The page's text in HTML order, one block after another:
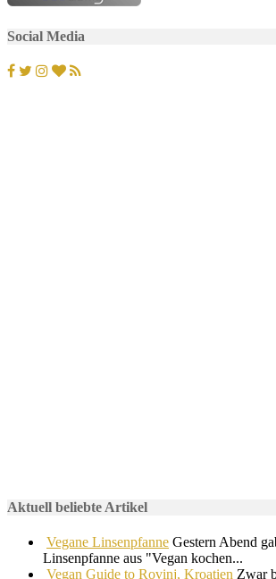
Social Media
Aktuell beliebte Artikel
Vegane Linsenpfanne Gestern Abend
Linsenpfanne aus "Vegan kochen...
Vegan Guide to Rovinj, Kroatien Zwar